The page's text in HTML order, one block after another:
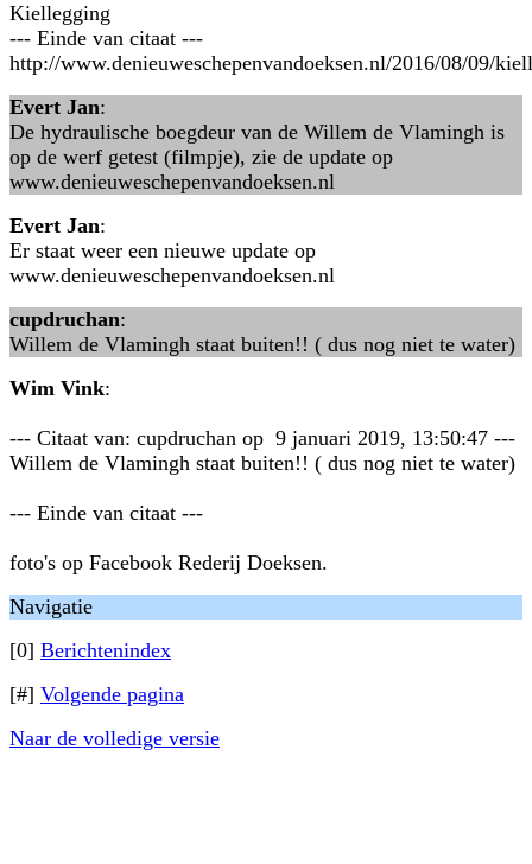
Kiellegging
--- Einde van citaat ---
http://www.denieuweschepenvandoeksen.nl/2016/08/09/
Evert Jan:
De hydraulische boegdeur van de Willem de Vlamingh is
op de werf getest (filmpje), zie de update op
www.denieuweschepenvandoeksen.nl
Evert Jan:
Er staat weer een nieuwe update op
www.denieuweschepenvandoeksen.nl
cupdruchan:
Willem de Vlamingh staat buiten!! ( dus nog niet te water)
Wim Vink:
--- Citaat van: cupdruchan op 9 januari 2019, 13:50:47 ---
Willem de Vlamingh staat buiten!! ( dus nog niet te water)
--- Einde van citaat ---
foto's op Facebook Rederij Doeksen.
Navigatie
[0] Berichtenindex
[#] Volgende pagina
Naar de volledige versie